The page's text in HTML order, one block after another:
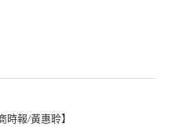
報/黃惠聆】